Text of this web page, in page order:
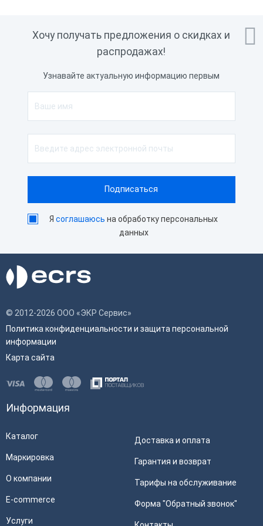

Хочу получать предложения о скидках и
распродажах!
Узнавайте актуальную информацию первым
Ясоглашаюсь на обработку персональных
данных
© 2012-2026 ООО «ЭКР Сервис»
Политика конфиденциальности и защита персональной
информации
Карта сайта
Информация
Каталог
Маркировка
О компании
E-commerce
Услуги
Доставка и оплата
Гарантия и возврат
Тарифы на обслуживание
Форма "Обратный звонок"